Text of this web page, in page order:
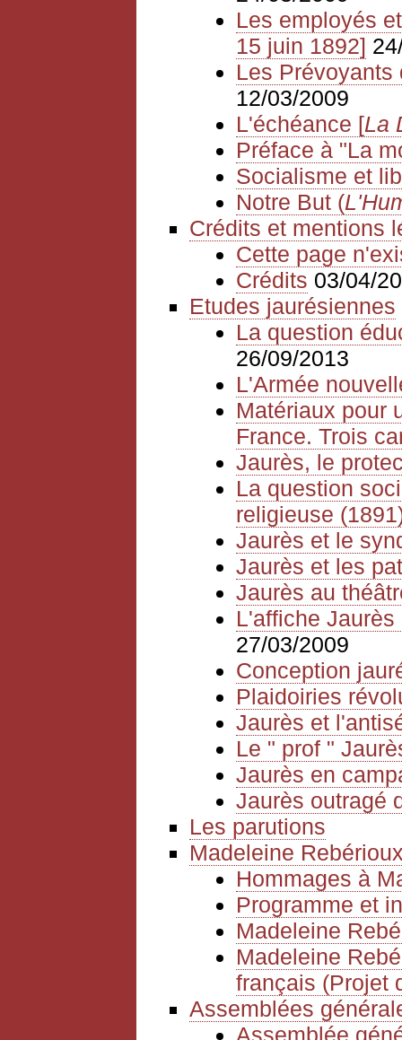
Les employés
15 juin 1892]
Les Prévoyants
12/03/2009
L'échéance [La
Préface à "La
Socialisme et
Notre But (
Crédits et mentions
Cette page
Crédits 03/04/
Etudes jaurésiennes
La question
26/09/2013
L'Armée
Matériaux pour
France. Trois
Jaurès, le
La question
religieuse
Jaurès et le
Jaurès et les
Jaurès au
L'affiche
27/03/2009
Conception
Plaidoiries
Jaurès et
Le " prof "
Jaurès en
Jaurès outragé
Les parutions
Madeleine
Hommages à
Programme et
Madeleine
Madeleine
français (Projet
Assemblées
Assemblée